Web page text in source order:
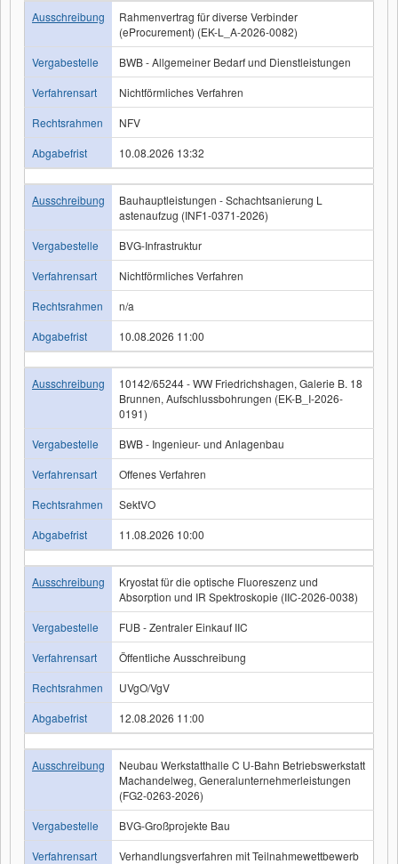
Ausschreibung
Rahmenvertrag für diverse Verbinder
(eProcurement) (EK-L_A-2026-0082)
Vergabestelle
BWB - Allgemeiner Bedarf und Dienstleistungen
Verfahrensart
Nichtförmliches Verfahren
Rechtsrahmen
NFV
Abgabefrist
10.08.2026 13:32
Ausschreibung
Bauhauptleistungen - Schachtsanierung L
astenaufzug (INF1-0371-2026)
Vergabestelle
BVG-Infrastruktur
Verfahrensart
Nichtförmliches Verfahren
Rechtsrahmen
n/a
Abgabefrist
10.08.2026 11:00
Ausschreibung
10142/65244 - WW Friedrichshagen, Galerie B. 18
Brunnen, Aufschlussbohrungen (EK-B_I-2026-
0191)
Vergabestelle
BWB - Ingenieur- und Anlagenbau
Verfahrensart
Offenes Verfahren
Rechtsrahmen
SektVO
Abgabefrist
11.08.2026 10:00
Ausschreibung
Kryostat für die optische Fluoreszenz und
Absorption und IR Spektroskopie (IIC-2026-0038)
Vergabestelle
FUB - Zentraler Einkauf IIC
Verfahrensart
Öffentliche Ausschreibung
Rechtsrahmen
UVgO/VgV
Abgabefrist
12.08.2026 11:00
Ausschreibung
Neubau Werkstatthalle C U-Bahn Betriebswerkstatt
Machandelweg, Generalunternehmerleistungen
(FG2-0263-2026)
Vergabestelle
BVG-Großprojekte Bau
Verfahrensart
Verhandlungsverfahren mit Teilnahmewettbewerb